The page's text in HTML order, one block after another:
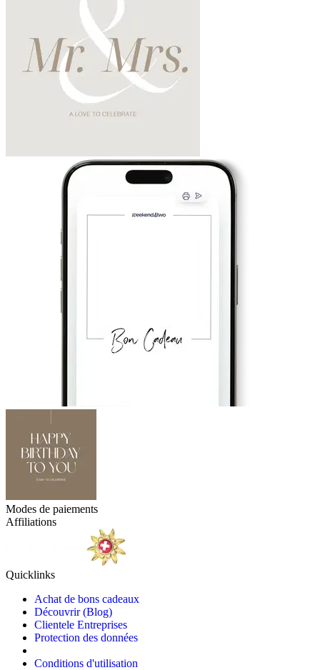
Modes de paiements
Affiliations
Quicklinks
Achat de bons cadeaux
Découvrir (Blog)
Clientele Entreprises
Protection des données
Conditions d'utilisation